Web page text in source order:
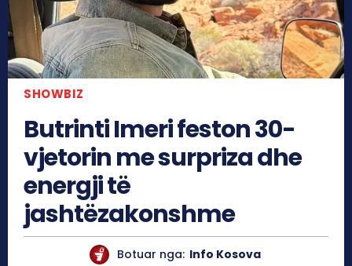
SHOWBIZ
Butrinti Imeri feston 30-
vjetorin me surpriza dhe
energji të
jashtëzakonshme
Botuar nga: Info Kosova